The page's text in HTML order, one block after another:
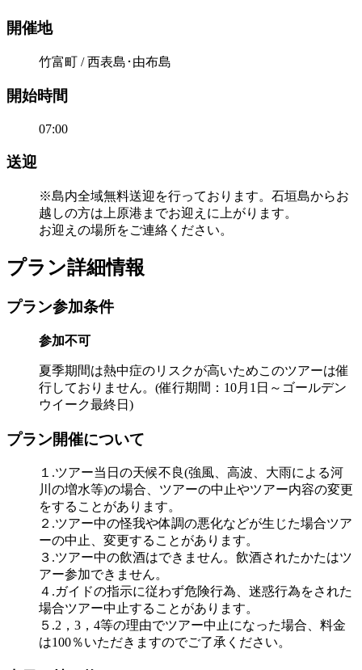
開催地
竹富町 / 西表島･由布島
開始時間
07:00
送迎
※島内全域無料送迎を行っております。石垣島からお
越しの方は上原港までお迎えに上がります。
お迎えの場所をご連絡ください。
プラン詳細情報
プラン参加条件
参加不可
夏季期間は熱中症のリスクが高いためこのツアーは催
行しておりません。(催行期間：10月1日～ゴールデン
ウイーク最終日)
プラン開催について
１.ツアー当日の天候不良(強風、高波、大雨による河
川の増水等)の場合、ツアーの中止やツアー内容の変更
をすることがあります。
２.ツアー中の怪我や体調の悪化などが生じた場合ツア
ーの中止、変更することがあります。
３.ツアー中の飲酒はできません。飲酒されたかたはツ
アー参加できません。
４.ガイドの指示に従わず危険行為、迷惑行為をされた
場合ツアー中止することがあります。
５.2，3，4等の理由でツアー中止になった場合、料金
は100％いただきますのでご了承ください。